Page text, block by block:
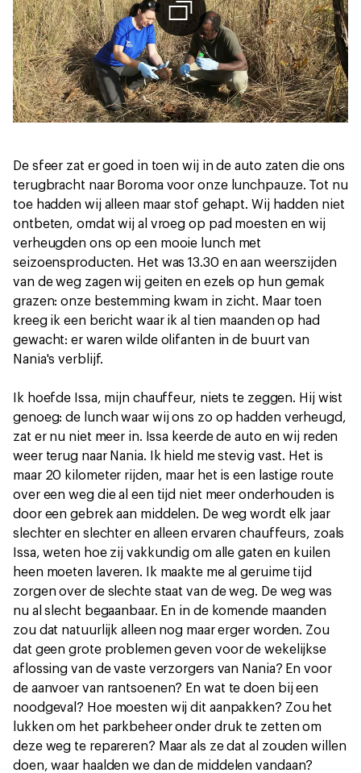
De sfeer zat er goed in toen wij in de auto zaten die ons
terugbracht naar Boroma voor onze lunchpauze. Tot nu
toe hadden wij alleen maar stof gehapt. Wij hadden niet
ontbeten, omdat wij al vroeg op pad moesten en wij
verheugden ons op een mooie lunch met
seizoensproducten. Het was 13.30 en aan weerszijden
van de weg zagen wij geiten en ezels op hun gemak
grazen: onze bestemming kwam in zicht. Maar toen
kreeg ik een bericht waar ik al tien maanden op had
gewacht: er waren wilde olifanten in de buurt van
Nania's verblijf.
Ik hoefde Issa, mijn chauffeur, niets te zeggen. Hij wist
genoeg: de lunch waar wij ons zo op hadden verheugd,
zat er nu niet meer in. Issa keerde de auto en wij reden
weer terug naar Nania. Ik hield me stevig vast. Het is
maar 20 kilometer rijden, maar het is een lastige route
over een weg die al een tijd niet meer onderhouden is
door een gebrek aan middelen. De weg wordt elk jaar
slechter en slechter en alleen ervaren chauffeurs, zoals
Issa, weten hoe zij vakkundig om alle gaten en kuilen
heen moeten laveren. Ik maakte me al geruime tijd
zorgen over de slechte staat van de weg. De weg was
nu al slecht begaanbaar. En in de komende maanden
zou dat natuurlijk alleen nog maar erger worden. Zou
dat geen grote problemen geven voor de wekelijkse
aflossing van de vaste verzorgers van Nania? En voor
de aanvoer van rantsoenen? En wat te doen bij een
noodgeval? Hoe moesten wij dit aanpakken? Zou het
lukken om het parkbeheer onder druk te zetten om
deze weg te repareren? Maar als ze dat al zouden willen
doen, waar haalden we dan de middelen vandaan?